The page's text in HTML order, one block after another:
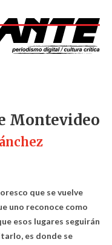
Montevideo
que se vuelve
uno reconoce como
esos lugares seguirán
es donde se